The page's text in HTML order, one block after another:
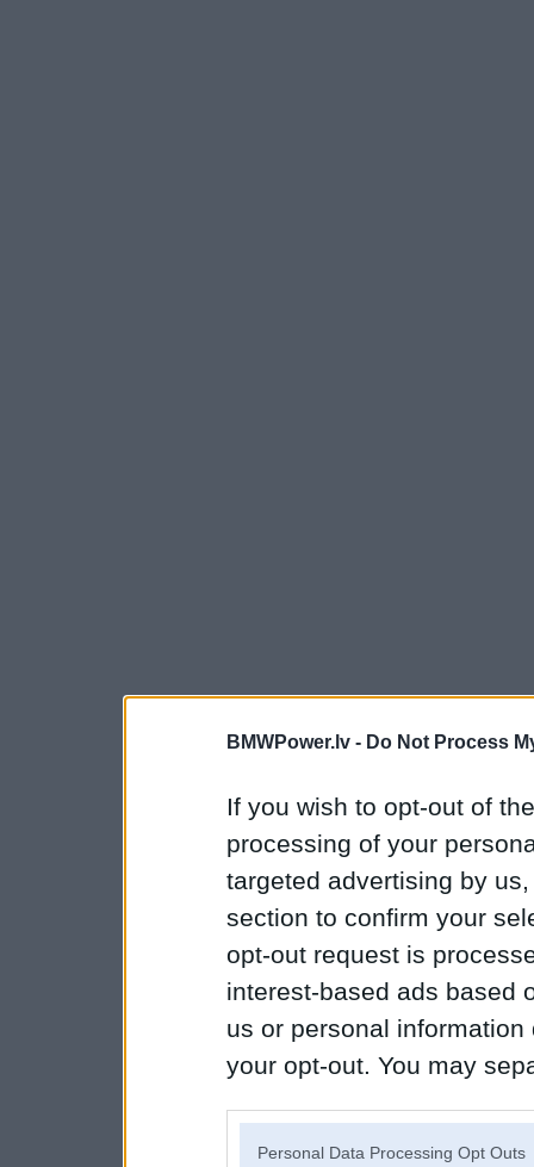
BMWPower.lv - Do Not Process
If you wish to opt-out of
processing of your
targeted advertising by
section to confirm your
opt-out request is
interest-based ads based
us or personal
your opt-out. You may
Personal Data Processing Opt Outs